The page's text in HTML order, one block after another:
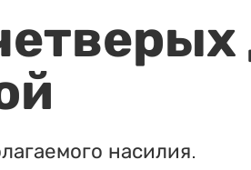
насилия.